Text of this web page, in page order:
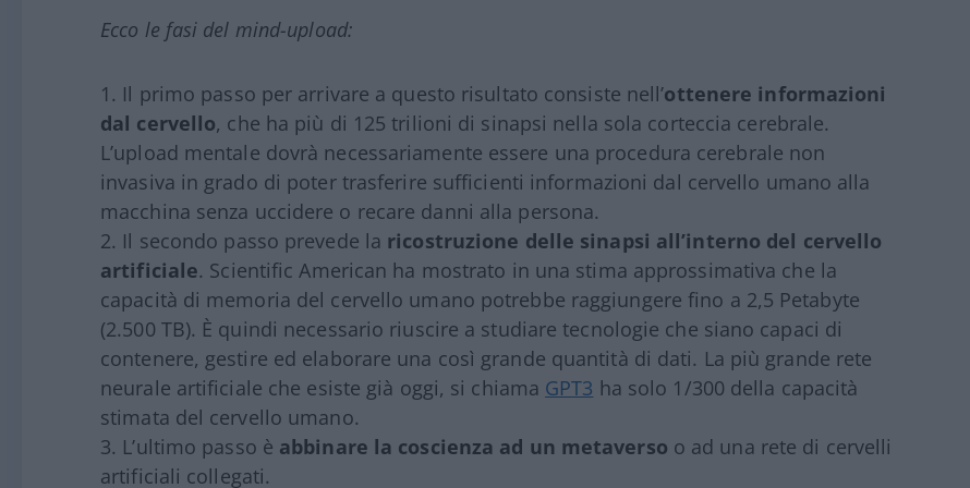
Ecco le fasi del mind-upload:
Il primo passo per arrivare a questo risultato consiste nell’ottenere informazioni
dal cervello, che ha più di 125 trilioni di sinapsi nella sola corteccia cerebrale.
L’upload mentale dovrà necessariamente essere una procedura cerebrale non
invasiva in grado di poter trasferire sufficienti informazioni dal cervello umano alla
macchina senza uccidere o recare danni alla persona.
Il secondo passo prevede la ricostruzione delle sinapsi all’interno del cervello
artificiale. Scientific American ha mostrato in una stima approssimativa che la
capacità di memoria del cervello umano potrebbe raggiungere fino a 2,5 Petabyte
(2.500 TB). È quindi necessario riuscire a studiare tecnologie che siano capaci di
contenere, gestire ed elaborare una così grande quantità di dati. La più grande rete
neurale artificiale che esiste già oggi, si chiama GPT3 ha solo 1/300 della capacità
stimata del cervello umano.
L’ultimo passo è abbinare la coscienza ad un metaverso o ad una rete di cervelli
artificiali collegati.